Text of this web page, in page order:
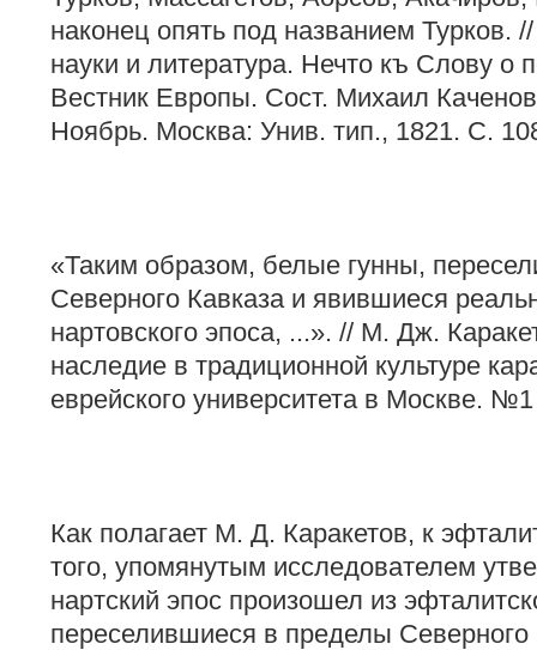
наконец опять под названием
науки и литература. Нечто къ Слову о
Вестник Европы. Сост. Михаил
Ноябрь. Москва: Унив. тип., 1821. С.
«Таким образом, белые гунны,
Северного Кавказа и явившиеся
нартовского эпоса, ...». // М. Дж.
наследие в традиционной культуре
еврейского университета в Москве.
Как полагает М. Д. Каракетов, к
того, упомянутым исследователем
нартский эпос произошел из
переселившиеся в пределы